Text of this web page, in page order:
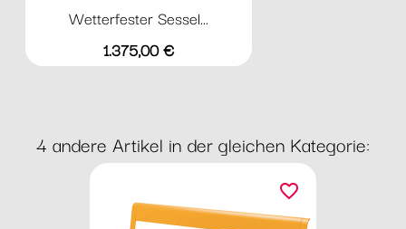
Wetterfester Sessel...
Preis
1.375,00 €
4 andere Artikel in der gleichen Kategorie:
favorite_border